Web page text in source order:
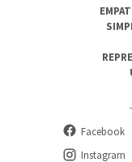
Facebook
Instagram